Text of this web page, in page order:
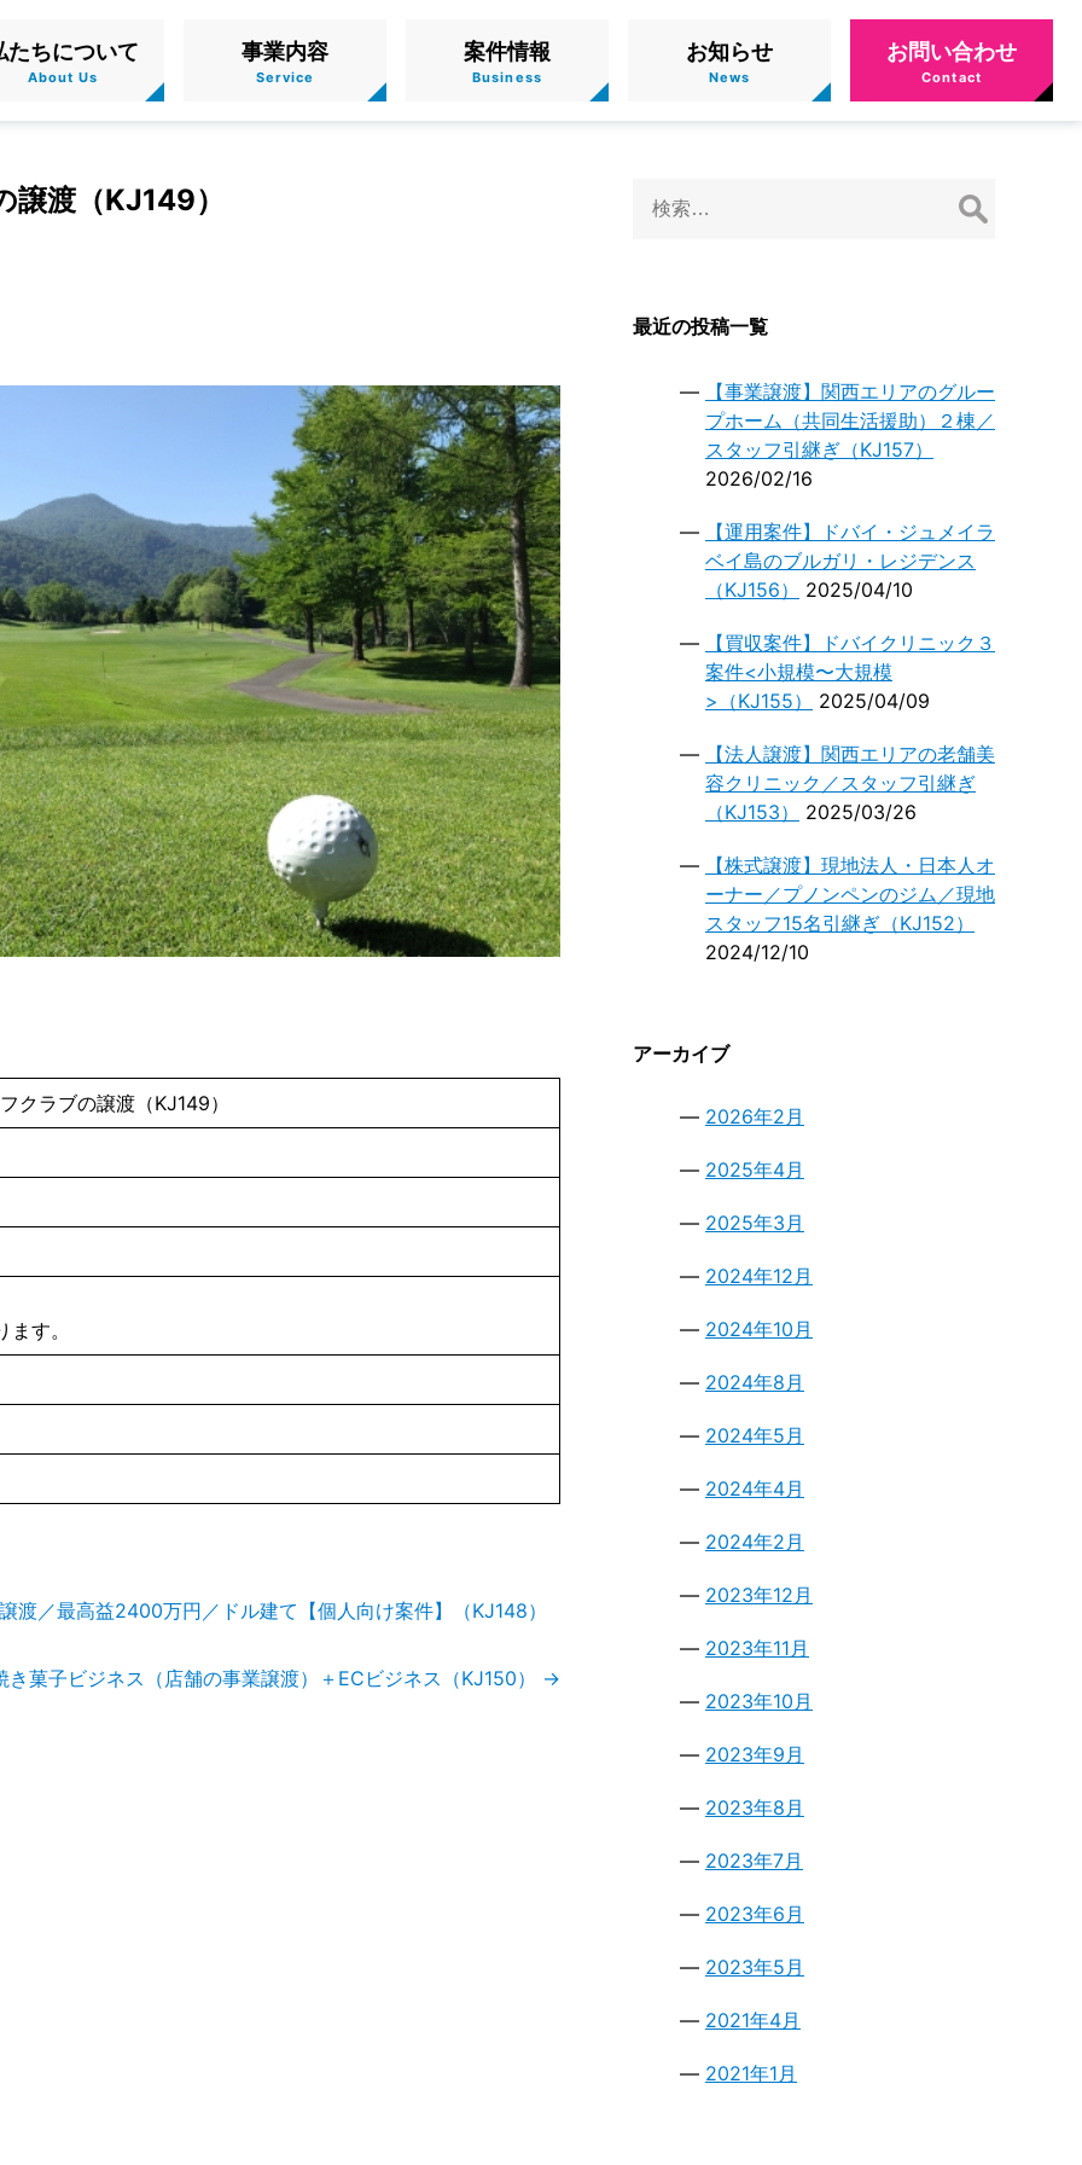
たちについて 事業内容 案件情報 お知らせ お問い合わせ
渡（KJ149）
クラブの譲渡（KJ149）
す。
／最高益2400万円／ドル建て【個人向け案件】（KJ148）
菓子ビジネス（店舗の事業譲渡）＋ECビジネス（KJ150） →
索:
最近の投稿一覧
【事業譲渡】関西エリアのグルー
プホーム（共同生活援助）２棟／
スタッフ引継ぎ（KJ157）
2026/02/16
【運用案件】ドバイ・ジュメイラ
ベイ島のブルガリ・レジデンス
（KJ156）
2025/04/10
【買収案件】ドバイクリニック３
案件<小規模〜大規模
>（KJ155）
2025/04/09
【法人譲渡】関西エリアの老舗美
容クリニック／スタッフ引継ぎ
（KJ153）
2025/03/26
【株式譲渡】現地法人・日本人オ
ーナー／プノンペンのジム／現地
スタッフ15名引継ぎ（KJ152）
2024/12/10
アーカイブ
2026年2月
2025年4月
2025年3月
2024年12月
2024年10月
2024年8月
2024年5月
2024年4月
2024年2月
2023年12月
2023年11月
2023年10月
2023年9月
2023年8月
2023年7月
2023年6月
2023年5月
2021年4月
2021年1月